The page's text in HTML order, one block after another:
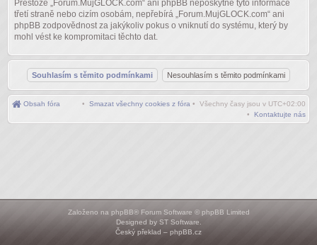
Přestože „Forum.MujGLOCK.com“ ani phpBB neposkytne tyto informace
třetí straně nebo cizím osobám, nepřebírá „Forum.MujGLOCK.com“ ani
phpBB zodpovědnost za jakýkoliv pokus o vniknutí do systému, který by
mohl vést ke kompromitaci těchto dat.
Obsah fóra • Všechny časy jsou v UTC+02:00
• Smazat všechny cookies z fóra
• Kontaktujte nás
Založeno na phpBB® Forum Software © phpBB Limited
Designed by ST Software
Český překlad – phpBB.cz